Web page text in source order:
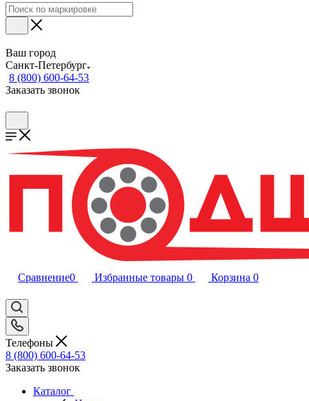
Ваш город
Санкт-Петербург
8 (800) 600-64-53
Заказать звонок
Сравнение0 Избранные товары 0 Корзина 0
Телефоны
8 (800) 600-64-53
Заказать звонок
Каталог